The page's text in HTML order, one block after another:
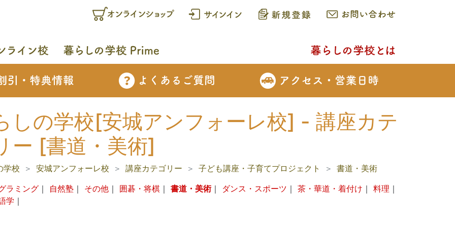
しの学校[安城アンフォーレ校] - 講座カテ
ー [書道・美術]
学校 安城アンフォーレ校 講座カテゴリー 子ども講座・子育てプロジェクト
書道・美術
ラミング ｜ 自然塾 ｜ その他 ｜ 囲碁・将棋 ｜ 書道・美術｜ ダンス・スポーツ ｜ 茶・華道・着付け ｜ 料理 ｜
学 ｜